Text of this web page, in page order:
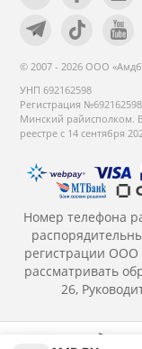
© 2007 - 2026 ООО
УНП 692162598
Регистрация
Минский райисполком.
реестре с 14 сентября
Номер телефона
регистрации ООО
рассматривать
26,